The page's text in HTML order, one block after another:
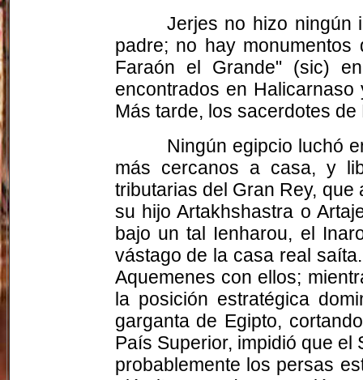
Jerjes no hizo ningún
padre; no hay
Faraón el Grande" (sic)
encontrados en
Más tarde, los sacerdotes
Ningún egipcio luchó
más cercanos a casa, y
tributarias del Gran Rey,
su hijo Artakhshastra o
bajo un tal Ienharou, el
vástago de la casa real
Aquemenes con ellos;
la posición estratégica
garganta de Egipto,
País Superior, impidió que
probablemente los persas